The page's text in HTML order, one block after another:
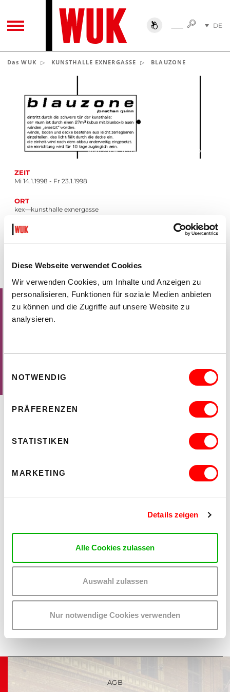
Diese Webseite verwendet Cookies
Wir verwenden Cookies, um Inhalte und Anzeigen zu
personalisieren, Funktionen für soziale Medien anbieten
zu können und die Zugriffe auf unsere Website zu
analysieren.
NOTWENDIG
PRÄFERENZEN
STATISTIKEN
MARKETING
Details zeigen
Alle Cookies zulassen
Auswahl zulassen
Nur notwendige Cookies verwenden
TOGGLE NAVIGATIONSUCHESUCHE
DE
Das WUK KUNSTHALLE EXNERGASSE BLAUZONE
ZEIT
Mi 14.1.1998 - Fr 23.1.1998
ORT
kex—kunsthalle exnergasse
EINGANG
Blauzone, Jonathan Quinn 1998, Detail
BLAUZONE
JONATHAN QUINN
Vernissage: Mittwoch, 14. Jänner 1998, 19.00 Uhr
Der Raum ist durch eine 27 m³ bluebox ersetzt worden.
AGB